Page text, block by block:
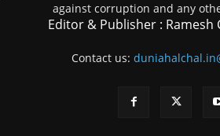
against corruption and any
Editor & Publisher : Ramesh
Contact us: